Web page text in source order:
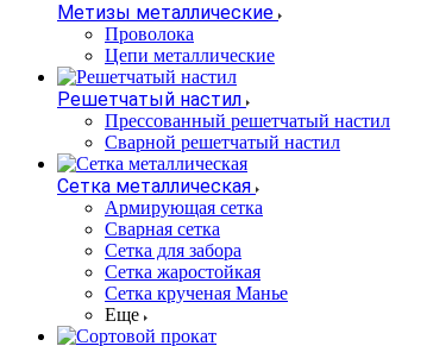
Метизы металлические
Проволока
Цепи металлические
Решетчатый настил
Прессованный решетчатый настил
Сварной решетчатый настил
Сетка металлическая
Армирующая сетка
Сварная сетка
Сетка для забора
Сетка жаростойкая
Сетка крученая Манье
Еще